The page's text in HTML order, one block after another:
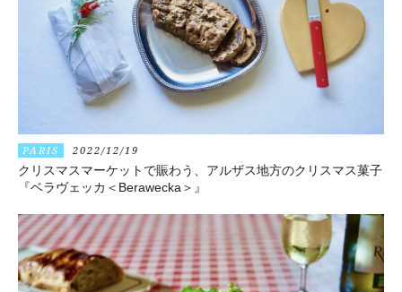
PARIS 2022/12/19
クリスマスマーケットで賑わう、アルザス地方のクリスマス菓子
『ベラヴェッカ＜Berawecka＞』